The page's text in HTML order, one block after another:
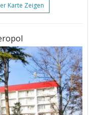
Karte Zeigen